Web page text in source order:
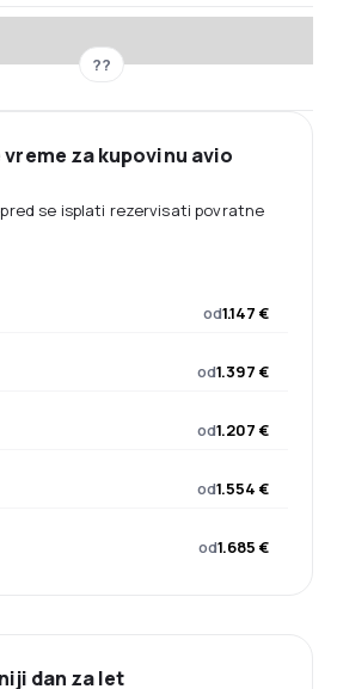
??
vreme za kupovinu avio
se isplati rezervisati povratne
od1.147 €
od1.397 €
od1.207 €
od1.554 €
od1.685 €
dan za let